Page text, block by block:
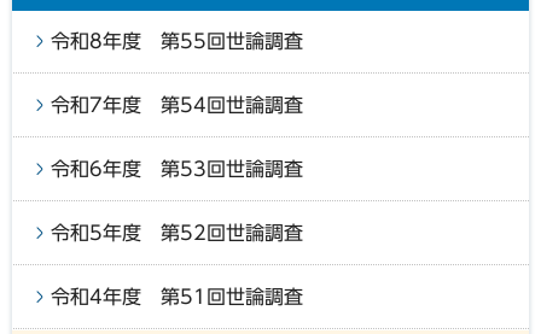
令和8年度 第55回世論調査
令和7年度 第54回世論調査
令和6年度 第53回世論調査
令和5年度 第52回世論調査
令和4年度 第51回世論調査